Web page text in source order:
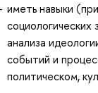
иметь навыки
социологических
анализа
событий и
политическом,